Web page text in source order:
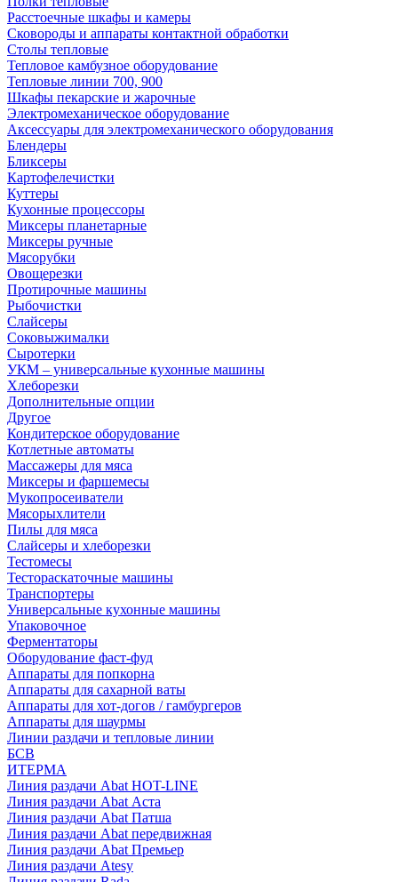
Расстоечные шкафы и камеры
Сковороды и аппараты контактной обработки
Столы тепловые
Тепловое камбузное оборудование
Тепловые линии 700, 900
Шкафы пекарские и жарочные
Электромеханическое оборудование
Аксессуары для электромеханического оборудования
Блендеры
Бликсеры
Картофелечистки
Куттеры
Кухонные процессоры
Миксеры планетарные
Миксеры ручные
Мясорубки
Овощерезки
Протирочные машины
Рыбочистки
Слайсеры
Соковыжималки
Сыротерки
УКМ – универсальные кухонные машины
Хлеборезки
Дополнительные опции
Другое
Кондитерское оборудование
Котлетные автоматы
Массажеры для мяса
Миксеры и фаршемесы
Мукопросеиватели
Мясорыхлители
Пилы для мяса
Слайсеры и хлеборезки
Тестомесы
Тестораскаточные машины
Транспортеры
Универсальные кухонные машины
Упаковочное
Ферментаторы
Оборудование фаст-фуд
Аппараты для попкорна
Аппараты для сахарной ваты
Аппараты для хот-догов / гамбургеров
Аппараты для шаурмы
Линии раздачи и тепловые линии
БСВ
ИТЕРМА
Линия раздачи Abat HOT-LINE
Линия раздачи Abat Аста
Линия раздачи Abat Патша
Линия раздачи Abat передвижная
Линия раздачи Abat Премьер
Линия раздачи Atesy